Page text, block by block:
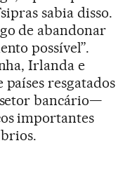
sabia disso.
de abandonar
possível”.
Irlanda e
resgatados
bancário—
importantes